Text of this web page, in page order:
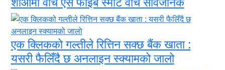
एक क्लिकको गल्तीले रित्तिन सक्छ बैंक खाता :
यसरी फैलिँदै छ अनलाइन स्क्यामको जालो